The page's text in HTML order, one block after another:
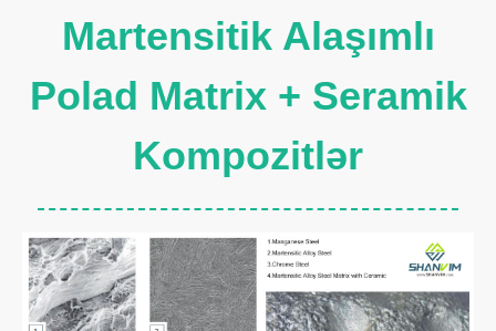
Martensitik Alaşımlı
Polad Matrix + Seramik
Kompozitlər